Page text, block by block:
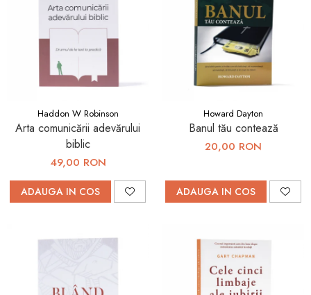
Haddon W Robinson
Arta comunicării adevărului
biblic
49,00 RON
ADAUGA IN COS
Howard Dayton
Banul tău contează
20,00 RON
ADAUGA IN COS